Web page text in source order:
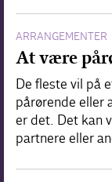
ARRANGEMENTER
At være
De fleste vil på
pårørende eller
er det. Det kan
partnere eller